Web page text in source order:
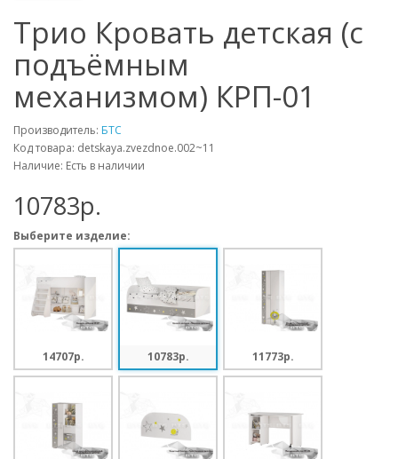
Трио Кровать детская (с
подъёмным
механизмом) КРП-01
Производитель: БТС
Код товара: detskaya.zvezdnoe.002~11
Наличие: Есть в наличии
10783p.
Выберите изделие:
14707p. 10783p. 11773p.